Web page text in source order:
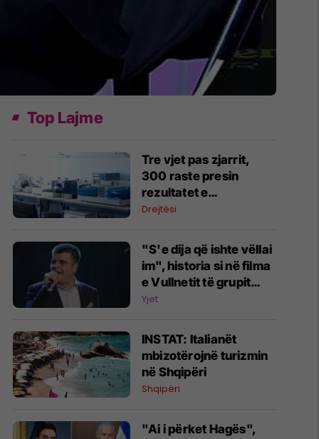
Top Lajme
Tre vjet pas zjarrit,
300 raste presin
rezultatet e
toksikologjisë në IML
Drejtësi
"S'e dija që ishte vëllai
im", historia si në filma
e Vullnetit të grupit
Marigona - si e mësoi
vitesh që ishin familje
Yjet
INSTAT: Italianët
mbizotërojnë turizmin
në Shqipëri
Shqipëri
"Ai i përket Hagës",